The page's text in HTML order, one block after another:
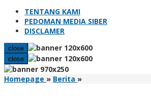
TENTANG KAMI
PEDOMAN MEDIA SIBER
DISCLAMER
close
close
Homepage » Berita »Gubernur